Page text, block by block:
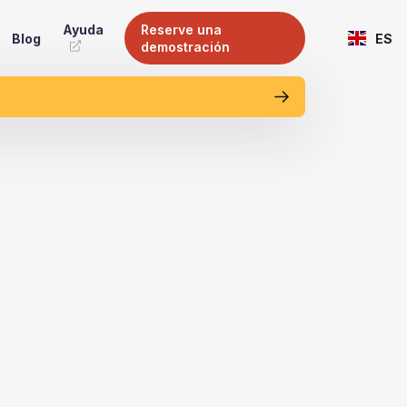
Blog
Ayuda
Reserve una
demostración
ES